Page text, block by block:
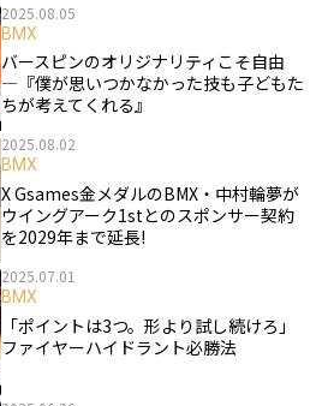
2025.08.05
BMX
バースピンのオリジナリティこそ自由
―『僕が思いつかなかった技も子どもた
ちが考えてくれる』
2025.08.02
BMX
X Gsames金メダルのBMX・中村輪夢が
ウイングアーク1stとのスポンサー契約
を2029年まで延長!
2025.07.01
BMX
「ポイントは3つ。形より試し続けろ」
ファイヤーハイドラント必勝法